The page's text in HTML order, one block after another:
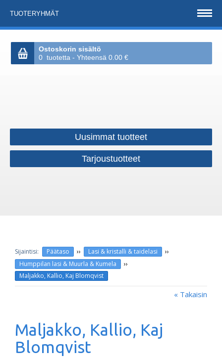
TUOTERYHMÄT
Ostoskorin sisältö
0 tuotetta - Yhteensä 0.00 €
Uusimmat tuotteet
Tarjoustuotteet
Päätaso ›› Lasi & kristalli & taidelasi ››
Humppilan lasi & Muurla & Kumela ››
Maljakko, Kallio, Kaj Blomqvist
« Takaisin
Maljakko, Kallio, Kaj
Blomqvist